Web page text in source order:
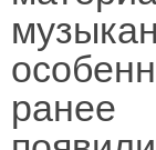
ранее